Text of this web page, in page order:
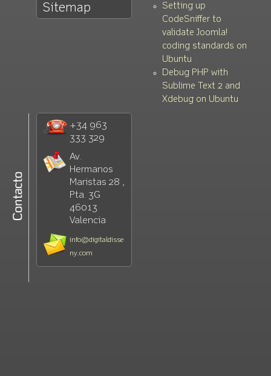
Sitemap
Setting up
CodeSniffer to
validate Joomla!
coding standards on
Ubuntu
Debug PHP with
Sublime Text 2 and
Xdebug on Ubuntu
+34 963
333 329
Av.
Hermanos
Maristas 28 ,
Pta. 3G
46013
Valencia
info@digitaldisse
ny.com